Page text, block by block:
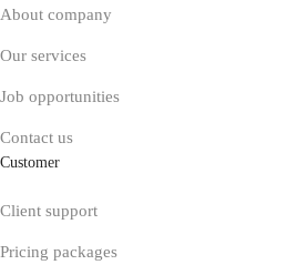
About company
Our services
Job opportunities
Contact us
Customer
Client support
Pricing packages